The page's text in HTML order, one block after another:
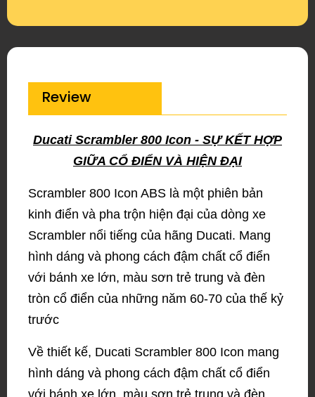
Review
Ducati Scrambler 800 Icon - SỰ KẾT HỢP
GIỮA CỔ ĐIỂN VÀ HIỆN ĐẠI
Scrambler 800 Icon ABS là một phiên bản
kinh điển và pha trộn hiện đại của dòng xe
Scrambler nổi tiếng của hãng Ducati. Mang
hình dáng và phong cách đậm chất cổ điển
với bánh xe lớn, màu sơn trẻ trung và đèn
tròn cổ điển của những năm 60-70 của thế kỷ
trước
Về thiết kế, Ducati Scrambler 800 Icon mang
hình dáng và phong cách đậm chất cổ điển
với bánh xe lớn, màu sơn trẻ trung và đèn